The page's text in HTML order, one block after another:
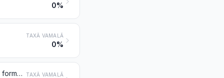
0%
TAXĂ VAMALĂ
0%
Pigmenți (inclusiv pulberi și fulgi metalici) dispersați în medii neapoase, sub formă de lichid sau de pastă, de tipul celor utilizate pentru fabricarea vopselelor (inclusiv a emailurilor); folii pentru marcare prin presare la cald; tincturi și alte substanțe colorante prezentate în forme sau ambalaje condiționate pentru vânzarea cu amănuntul TAXĂ VAMALĂ